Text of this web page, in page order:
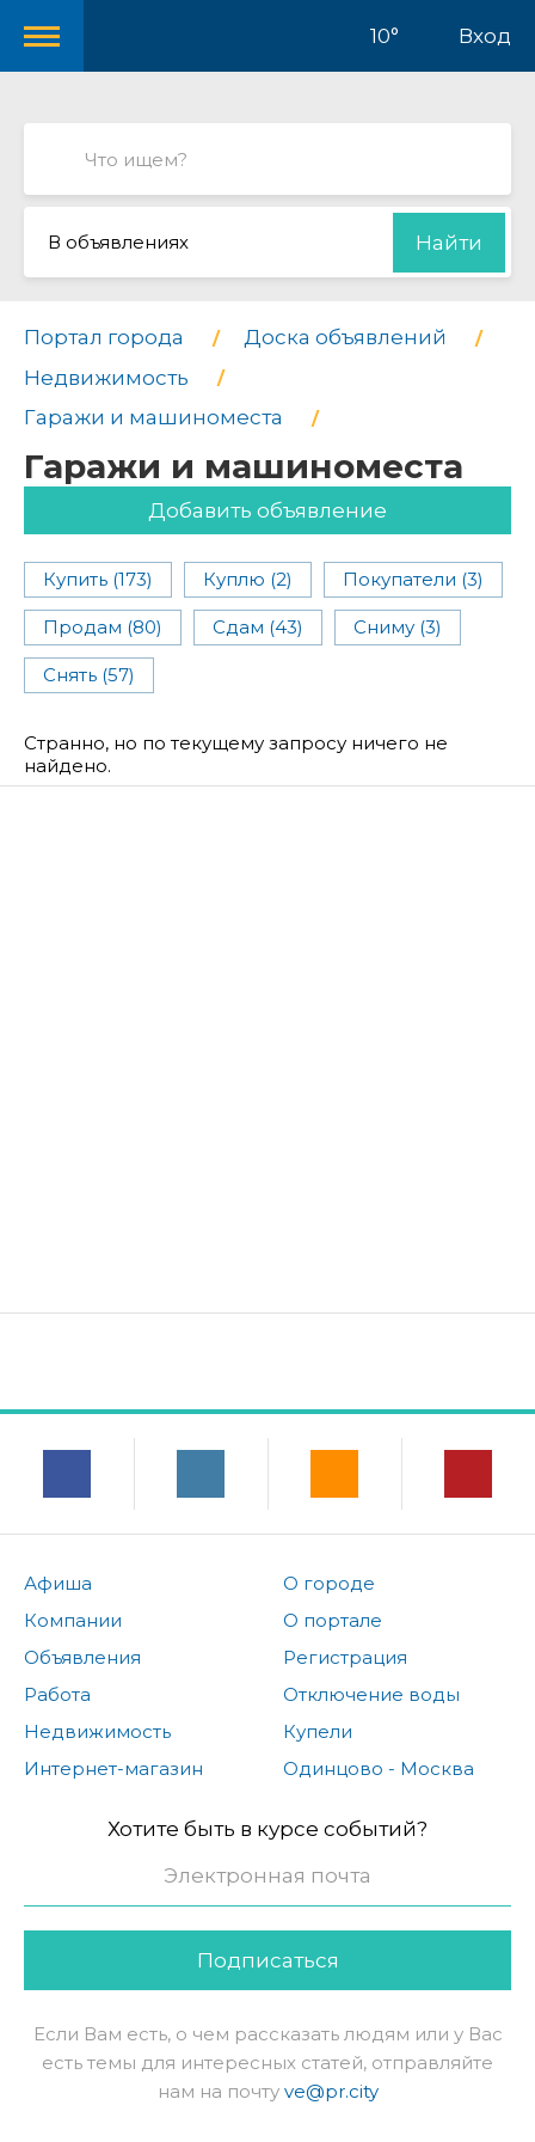
10° Вход
В объявлениях Найти
Портал города
Доска объявлений
Недвижимость
Гаражи и машиноместа
Гаражи и машиноместа
Добавить объявление
Купить (173) Куплю (2) Покупатели (3)
Продам (80) Сдам (43) Сниму (3)
Снять (57)
Странно, но по текущему запросу ничего не
найдено.
Афиша
Компании
Объявления
Работа
Недвижимость
Интернет-магазин
О городе
О портале
Регистрация
Отключение воды
Купели
Одинцово - Москва
Хотите быть в курсе событий?
Подписаться
Если Вам есть, о чем рассказать людям или у Вас
есть темы для интересных статей, отправляйте
нам на почту ve@pr.city